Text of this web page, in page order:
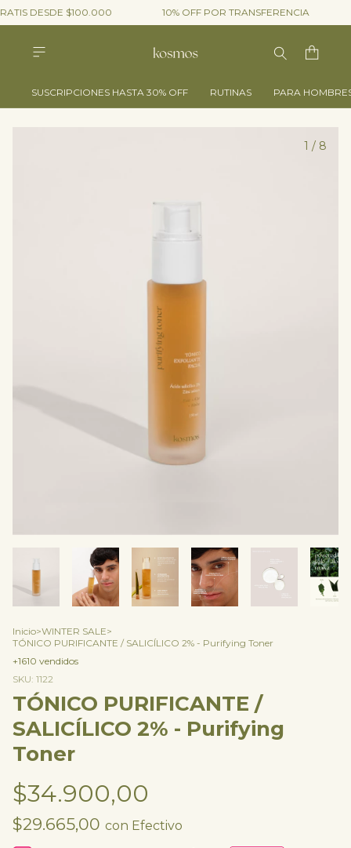
DESDE $100.000 10% OFF POR TRANSFERENCIA
SUSCRIPCIONES HASTA 30% OFF RUTINAS PARA
1 / 8
Inicio>WINTER SALE>
TÓNICO PURIFICANTE / SALICÍLICO 2% - Purifying Toner
+1610 vendidos
SKU: 1122
TÓNICO PURIFICANTE /
SALICÍLICO 2% - Purifying
Toner
$34.900,00
$29.665,00 con Efectivo